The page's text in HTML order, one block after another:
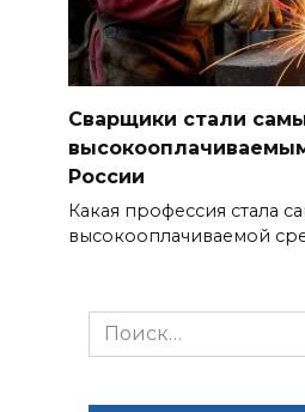
Сварщики стали
России
Какая профессия стала
высокооплачиваемой
Search
for: